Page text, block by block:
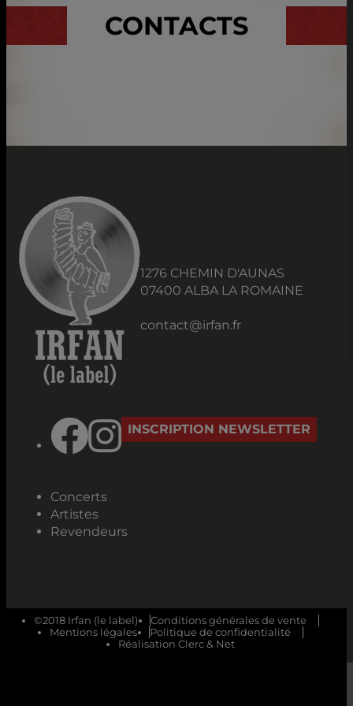
CONTACTS
1276 CHEMIN D'AUNAS
07400 ALBA LA ROMAINE
contact@irfan.fr
INSCRIPTION NEWSLETTER
Concerts
Artistes
Revendeurs
©2018 Irfan (le label)
Conditions générales de vente
Mentions légales
Politique de confidentialité
Réalisation Clerc & Net